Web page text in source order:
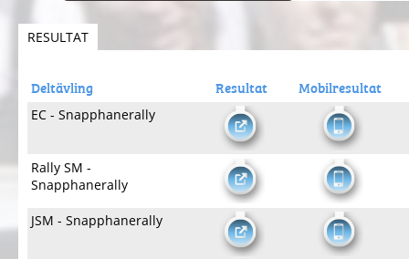
RESULTAT
Deltävling Resultat Mobilresultat
EC - Snapphanerally
Rally SM -
Snapphanerally
JSM - Snapphanerally